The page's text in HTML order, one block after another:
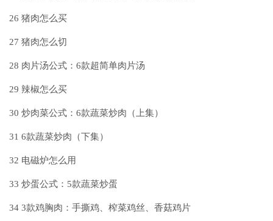
26 猪肉怎么买
27 猪肉怎么切
28 肉片汤公式：6款超简单肉片汤
29 辣椒怎么买
30 炒肉菜公式：6款蔬菜炒肉（上集）
31 6款蔬菜炒肉（下集）
32 电磁炉怎么用
33 炒蛋公式：5款蔬菜炒蛋
34 3款鸡胸肉：手撕鸡、榨菜鸡丝、香菇鸡片